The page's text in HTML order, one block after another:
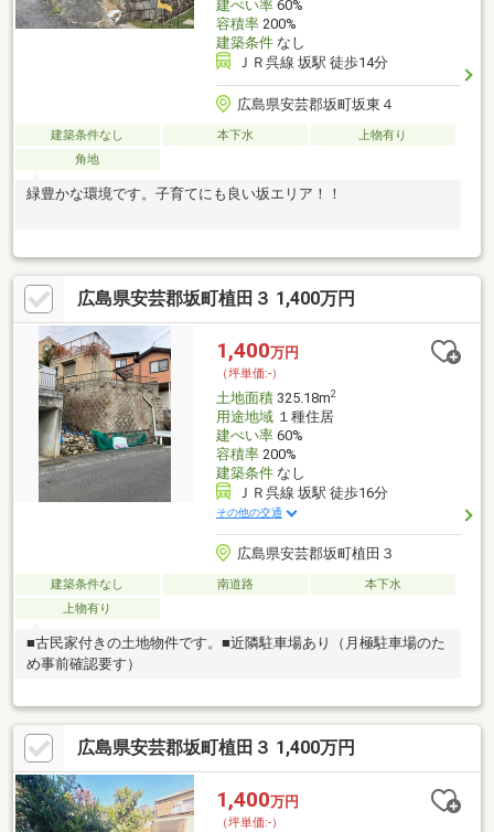
建ぺい率60%
容積率200%
建築条件なし
ＪＲ呉線 坂駅 徒歩14分
広島県安芸郡坂町坂東４
建築条件なし 本下水
上物有り
角地
緑豊かな環境です。子育てにも良い坂エリア！！
広島県安芸郡坂町植田３ 1,400万円
1,400万円
（坪単価:-）
土地面積325.18m2
用途地域１種住居
建ぺい率60%
容積率200%
建築条件なし
ＪＲ呉線 坂駅 徒歩16分
その他の交通
広島県安芸郡坂町植田３
建築条件なし 南道路
本下水
上物有り
■古民家付きの土地物件です。■近隣駐車場あり（月極駐車場のた
め事前確認要す）
広島県安芸郡坂町植田３ 1,400万円
1,400万円
（坪単価:-）